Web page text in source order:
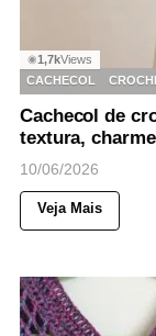
◉1,7kViews
CACHECOL
Cachecol de
textura,
10/06/2026
Veja Mais